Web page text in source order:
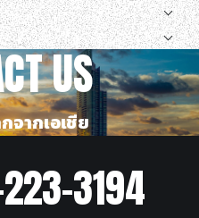
US
จากเอเชีย
3194